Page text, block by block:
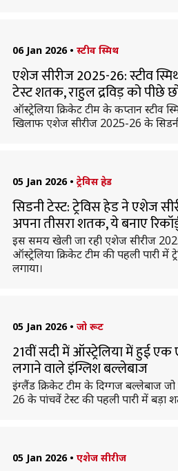
06 Jan 2026 • स्टीव स्मिथ
एशेज सीरीज 2025-26: स्टीव
टेस्ट शतक, राहुल द्रविड़ को पीछे
ऑस्ट्रेलिया क्रिकेट टीम के कप्तान स्टीव
खिलाफ एशेज सीरीज 2025-26 के
05 Jan 2026 • ट्रेविस हेड
सिडनी टेस्ट: ट्रेविस हेड ने एशेज
अपना तीसरा शतक, ये बनाए
इस समय खेली जा रही एशेज सीरीज
ऑस्ट्रेलिया क्रिकेट टीम की पहली पारी
लगाया।
05 Jan 2026 • जो रूट
21वीं सदी में ऑस्ट्रेलिया में हुई
लगाने वाले इंग्लिश बल्लेबाज
इंग्लैंड क्रिकेट टीम के दिग्गज बल्लेबाज
26 के पांचवें टेस्ट की पहली पारी में बड़ा
05 Jan 2026 • एशेज सीरीज